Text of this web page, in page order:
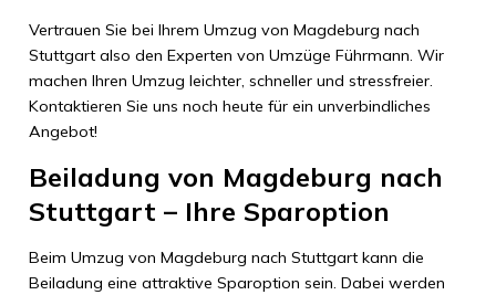
Vertrauen Sie bei Ihrem Umzug von Magdeburg nach
Stuttgart also den Experten von Umzüge Führmann. Wir
machen Ihren Umzug leichter, schneller und stressfreier.
Kontaktieren Sie uns noch heute für ein unverbindliches
Angebot!
Beiladung von Magdeburg nach
Stuttgart – Ihre Sparoption
Beim Umzug von Magdeburg nach Stuttgart kann die
Beiladung eine attraktive Sparoption sein. Dabei werden